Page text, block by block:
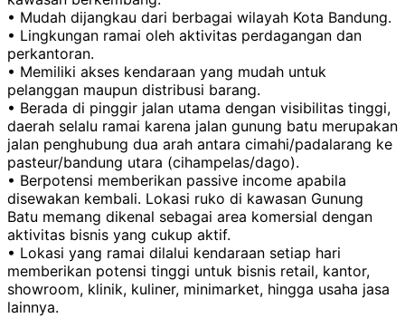
• Mudah dijangkau dari berbagai wilayah Kota Bandung.
• Lingkungan ramai oleh aktivitas perdagangan dan
perkantoran.
• Memiliki akses kendaraan yang mudah untuk
pelanggan maupun distribusi barang.
• Berada di pinggir jalan utama dengan visibilitas tinggi,
daerah selalu ramai karena jalan gunung batu merupakan
jalan penghubung dua arah antara cimahi/padalarang ke
pasteur/bandung utara (cihampelas/dago).
• Berpotensi memberikan passive income apabila
disewakan kembali. Lokasi ruko di kawasan Gunung
Batu memang dikenal sebagai area komersial dengan
aktivitas bisnis yang cukup aktif.
• Lokasi yang ramai dilalui kendaraan setiap hari
memberikan potensi tinggi untuk bisnis retail, kantor,
showroom, klinik, kuliner, minimarket, hingga usaha jasa
lainnya.